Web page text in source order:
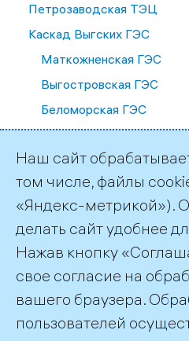
Петрозаводская ТЭЦ
Каскад Выгских ГЭС
Маткожненская ГЭС
Выгостровская ГЭС
Беломорская ГЭС
Палакоргская ГЭС
Каскад Кемских ГЭС
Путкинская ГЭС
Подужемская ГЭС
Юшкозерская ГЭС
Кривопорожская ГЭС
Каскад Сунских ГЭС
Кондопожская ГЭС
Наш сайт
том числе, файлы
«Яндекс-метрикой»).
делать сайт удобнее
Нажав кнопку
свое согласие на
вашего браузера.
пользователей